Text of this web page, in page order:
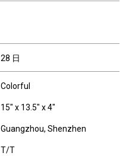
28 日
Colorful
15" x 13.5" x 4"
Guangzhou, Shenzhen
T/T